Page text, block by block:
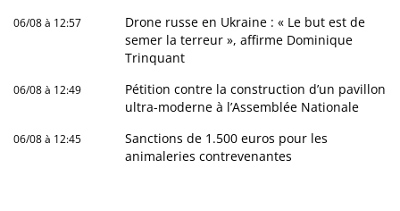
06/08 à 12:57
Drone russe en Ukraine : « Le but est de
semer la terreur », affirme Dominique
Trinquant
06/08 à 12:49
Pétition contre la construction d’un pavillon
ultra-moderne à l’Assemblée Nationale
06/08 à 12:45
Sanctions de 1.500 euros pour les
animaleries contrevenantes